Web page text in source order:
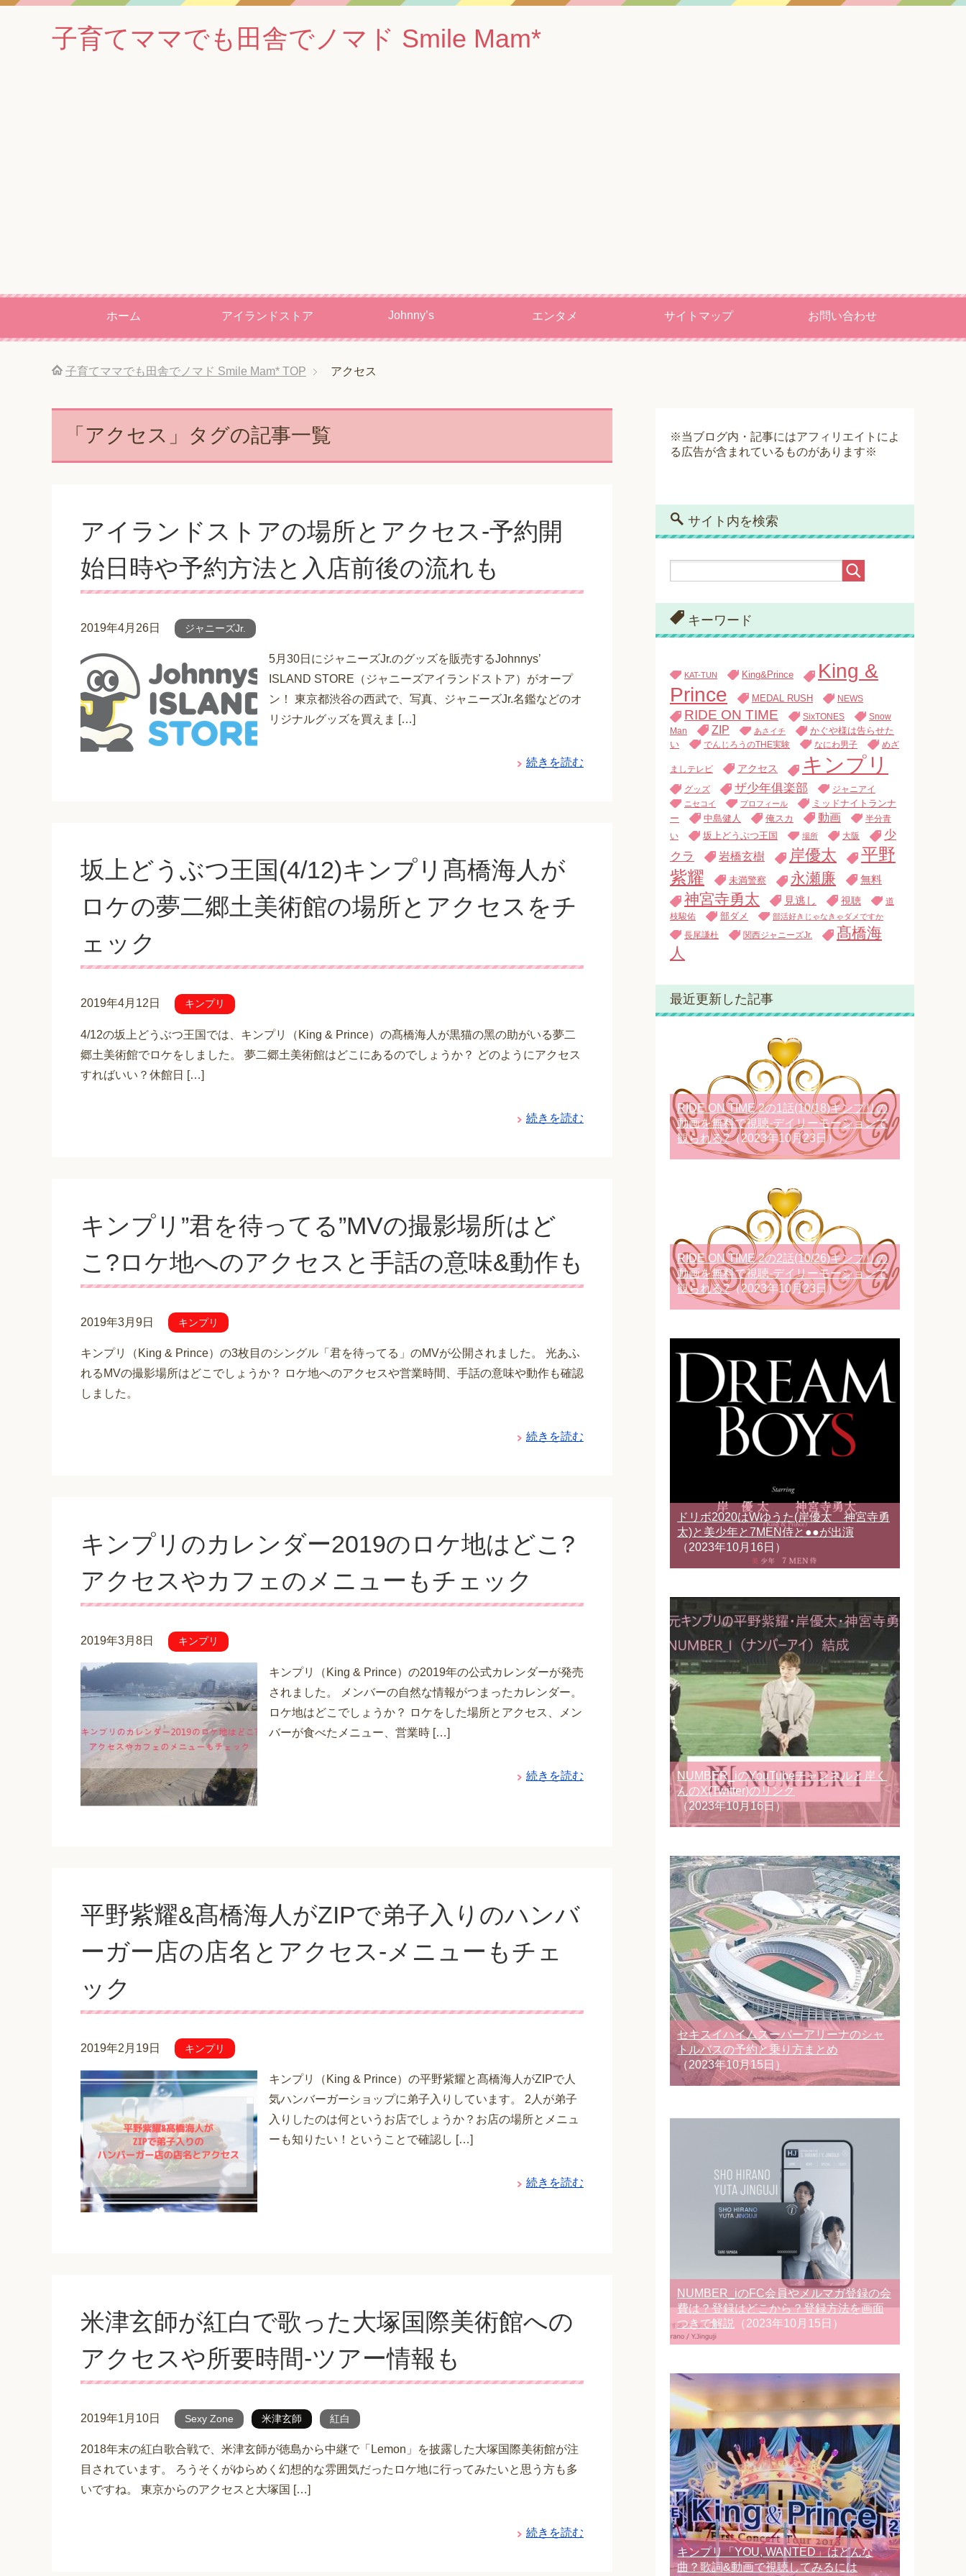
子育てママでも田舎でノマド Smile Mam*
ホーム アイランドストア Johnny’s エンタメ サイトマップ お問い合わせ
子育てママでも田舎でノマド Smile Mam* TOP アクセス
「アクセス」タグの記事一覧
アイランドストアの場所とアクセス-予約開
始日時や予約方法と入店前後の流れも
2019年4月26日 ジャニーズJr.
5月30日にジャニーズJr.のグッズを販売するJohnnys’
ISLAND STORE（ジャニーズアイランドストア）がオープ
ン！ 東京都渋谷の西武で、写真、ジャニーズJr.名鑑などのオ
リジナルグッズを買えま […]
続きを読む
坂上どうぶつ王国(4/12)キンプリ髙橋海人が
ロケの夢二郷土美術館の場所とアクセスをチ
ェック
2019年4月12日 キンプリ
4/12の坂上どうぶつ王国では、キンプリ（King & Prince）の髙橋海人が黒猫の黑の助がいる夢二
郷土美術館でロケをしました。 夢二郷土美術館はどこにあるのでしょうか？ どのようにアクセス
すればいい？休館日 […]
続きを読む
キンプリ”君を待ってる”MVの撮影場所はど
こ?ロケ地へのアクセスと手話の意味&動作も
2019年3月9日 キンプリ
キンプリ（King & Prince）の3枚目のシングル「君を待ってる」のMVが公開されました。 光あふ
れるMVの撮影場所はどこでしょうか？ ロケ地へのアクセスや営業時間、手話の意味や動作も確認
しました。
続きを読む
キンプリのカレンダー2019のロケ地はどこ?
アクセスやカフェのメニューもチェック
2019年3月8日 キンプリ
キンプリ（King & Prince）の2019年の公式カレンダーが発売
されました。 メンバーの自然な情報がつまったカレンダー。
ロケ地はどこでしょうか？ ロケをした場所とアクセス、メン
バーが食べたメニュー、営業時 […]
続きを読む
平野紫耀&髙橋海人がZIPで弟子入りのハンバ
ーガー店の店名とアクセス-メニューもチェ
ック
2019年2月19日 キンプリ
キンプリ（King & Prince）の平野紫耀と髙橋海人がZIPで人
気ハンバーガーショップに弟子入りしています。 2人が弟子
入りしたのは何というお店でしょうか？お店の場所とメニュ
ーも知りたい！ということで確認し […]
続きを読む
米津玄師が紅白で歌った大塚国際美術館への
アクセスや所要時間-ツアー情報も
2019年1月10日 Sexy Zone 米津玄師 紅白
2018年末の紅白歌合戦で、米津玄師が徳島から中継で「Lemon」を披露した大塚国際美術館が注
目されています。 ろうそくがゆらめく幻想的な雰囲気だったロケ地に行ってみたいと思う方も多
いですね。 東京からのアクセスと大塚国 […]
続きを読む
※当ブログ内・記事にはアフィリエイトによ
る広告が含まれているものがあります※
サイト内を検索
キーワード
KAT-TUN King&Prince
King &
Prince
MEDAL RUSH NEWS
RIDE ON TIME SixTONES
Snow
Man
ZIP あさイチ
かぐや様は告らせた
い
でんじろうのTHE実験 なにわ男子 めざ
ましテレビ アクセス キンプリ
グッズ ザ少年俱楽部 ジャニアイ
ニセコイ プロフィール
ミッドナイトランナ
ー
中島健人 俺スカ 動画
半分青
い
坂上どうぶつ王国 場所 大阪
少
クラ
岩橋玄樹 岸優太
平野
紫耀
未満警察 永瀬廉 無料
神宮寺勇太 見逃し 視聴
道
枝駿佑
部ダメ 部活好きじゃなきゃダメですか
長尾謙杜 関西ジャニーズJr.
髙橋海
人
最近更新した記事
RIDE ON TIME 2の1話(10/18)キンプリの
動画を無料で視聴-デイリーモーションで
観られる?（2023年10月23日）
RIDE ON TIME 2の2話(10/26)キンプリの
動画を無料で視聴-デイリーモーションで
観られる?（2023年10月23日）
ドリボ2020はWゆうた(岸優太 神宮寺勇
太)と美少年と7MEN侍と●●が出演
（2023年10月16日）
NUMBER_iのYouTubeチャンネルと岸く
んのX(Twitter)のリンク
（2023年10月16日）
セキスイハイムスーパーアリーナのシャ
トルバスの予約と乗り方まとめ
（2023年10月15日）
NUMBER_iのFC会員やメルマガ登録の会
費は？登録はどこから？登録方法を画面
つきで解説
（2023年10月15日）
キンプリ「YOU, WANTED」はどんな
曲？歌詞&動画で視聴してみるには